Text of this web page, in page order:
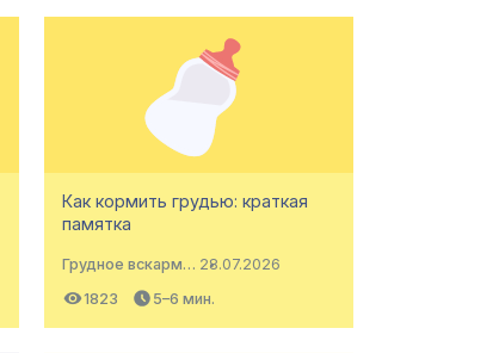
Как кормить грудью: краткая
памятка
Грудное вскармливание 28.07.2026
1823
5–6 мин.